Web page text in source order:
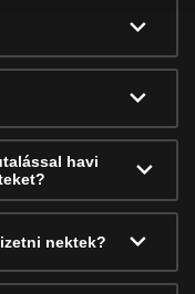
havi
nektek?